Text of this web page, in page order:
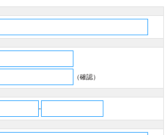
（確認）
-